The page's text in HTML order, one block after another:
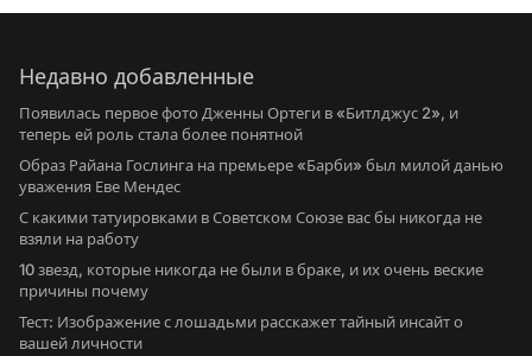
Недавно добавленные
Появилась первое фото Дженны Ортеги в «Битлджус 2», и
теперь ей роль стала более понятной
Образ Райана Гослинга на премьере «Барби» был милой данью
уважения Еве Мендес
С какими татуировками в Советском Союзе вас бы никогда не
взяли на работу
10 звезд, которые никогда не были в браке, и их очень веские
причины почему
Тест: Изображение с лошадьми расскажет тайный инсайт о
вашей личности